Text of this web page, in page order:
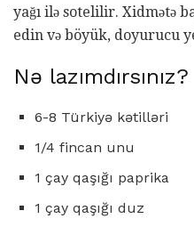
yağı ilə sotelilir. Xidmətə
edin və böyük, doyurucu
Nə lazımdırsınız?
6-8 Türkiyə kətilləri
1/4 fincan unu
1 çay qaşığı paprika
1 çay qaşığı duz